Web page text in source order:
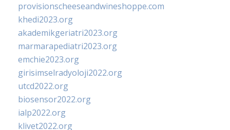
provisionscheeseandwineshoppe.com
khedi2023.org
akademikgeriatri2023.org
marmarapediatri2023.org
emchie2023.org
girisimselradyoloji2022.org
utcd2022.org
biosensor2022.org
ialp2022.org
klivet2022.org